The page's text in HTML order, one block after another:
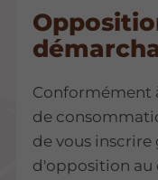
Conformément
de
de vous
d'opposition